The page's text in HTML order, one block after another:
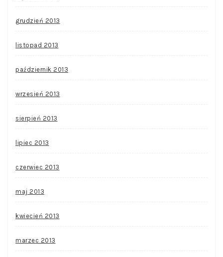
grudzień 2013
listopad 2013
październik 2013
wrzesień 2013
sierpień 2013
lipiec 2013
czerwiec 2013
maj 2013
kwiecień 2013
marzec 2013